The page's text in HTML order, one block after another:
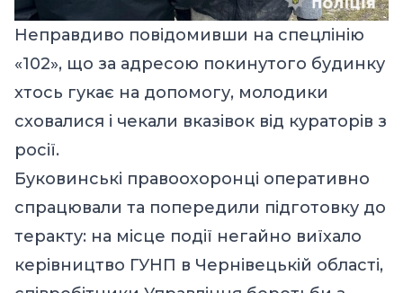
Неправдиво повідомивши на спецлінію
«102», що за адресою покинутого будинку
хтось гукає на допомогу, молодики
сховалися і чекали вказівок від кураторів з
росії.
Буковинські правоохоронці оперативно
спрацювали та попередили підготовку до
теракту: на місце події негайно виїхало
керівництво ГУНП в Чернівецькій області,